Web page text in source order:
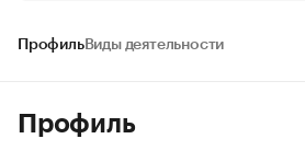
ПрофильВиды деятельности
Профиль